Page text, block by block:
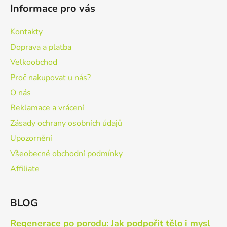
Informace pro vás
Kontakty
Doprava a platba
Velkoobchod
Proč nakupovat u nás?
O nás
Reklamace a vrácení
Zásady ochrany osobních údajů
Upozornění
Všeobecné obchodní podmínky
Affiliate
BLOG
Regenerace po porodu: Jak podpořit tělo i mysl